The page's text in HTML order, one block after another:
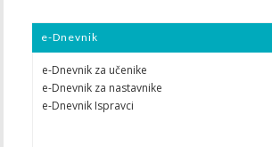
e-Dnevnik
e-Dnevnik za učenike
e-Dnevnik za nastavnike
e-Dnevnik Ispravci